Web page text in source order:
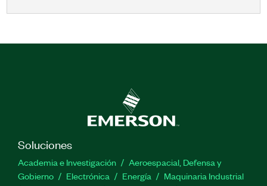
Soluciones
Academia e Investigación
Aeroespacial, Defensa y
Gobierno
Electrónica Energía
Maquinaria Industrial